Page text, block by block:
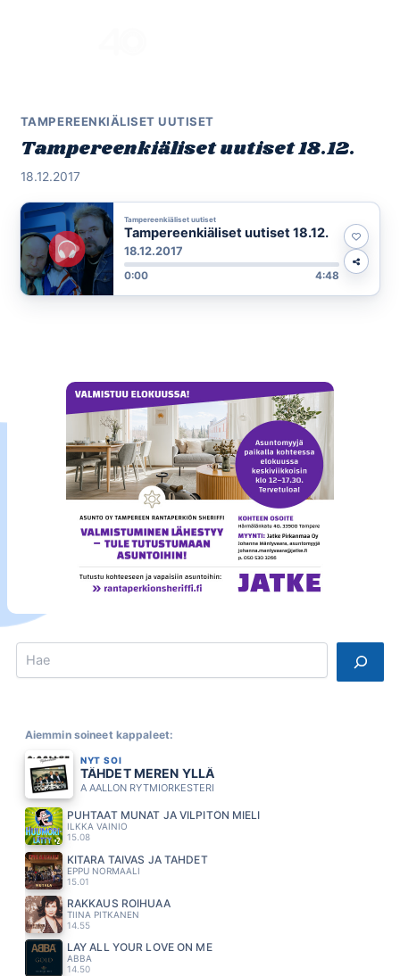
TAMPEREENKIÄLISET UUTISET
Tampereenkiäliset uutiset 18.12.
18.12.2017
Tampereenkiäliset uutiset
Tampereenkiäliset uutiset 18.12.
18.12.2017
0:00 4:48
Search
Aiemmin soineet kappaleet:
NYT SOI
TÄHDET MEREN YLLÄ
A AALLON RYTMIORKESTERI
PUHTAAT MUNAT JA VILPITÖN MIELI
ILKKA VAINIO
15.08
KITARA TAIVAS JA TAHDET
EPPU NORMAALI
15.01
RAKKAUS ROIHUAA
TIINA PITKANEN
14.55
LAY ALL YOUR LOVE ON ME
ABBA
14.50